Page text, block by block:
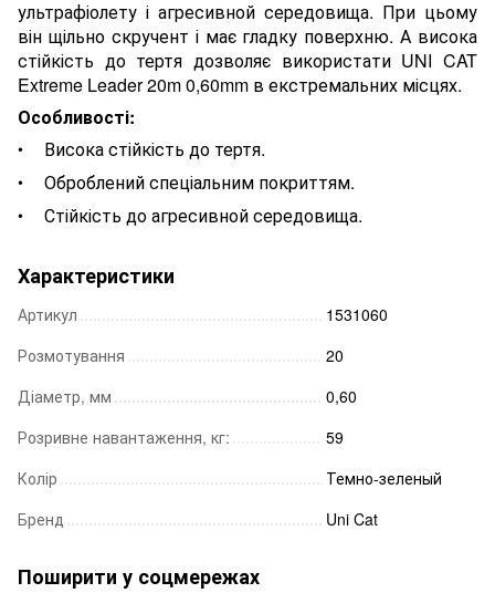
ультрафіолету і агресивной середовища. При цьому
він щільно скручент і має гладку поверхню. А висока
стійкість до тертя дозволяє використати UNI CAT
Extreme Leader 20m 0,60mm в екстремальних місцях.
Особливості:
Висока стійкість до тертя.
Оброблений спеціальним покриттям.
Стійкість до агресивной середовища.
Характеристики
Артикул
1531060
Розмотування
20
Діаметр, мм
0,60
Розривне навантаження, кг:
59
Колір
Темно-зеленый
Бренд
Uni Cat
Поширити у соцмережах